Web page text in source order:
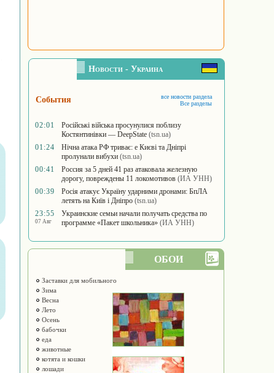
Новости - Украина
События
все новости раздела
Все разделы
02:01
Російські війська просунулися поблизу
Костянтинівки — DeepState (tsn.ua)
01:24
Нічна атака РФ триває: e Києві та Дніпрі
пролунали вибухи (tsn.ua)
00:41
Россия за 5 дней 41 раз атаковала железную
дорогу, повреждены 11 локомотивов (ИА УНН)
00:39
Росія атакує Україну ударними дронами: БпЛА
летять на Київ і Дніпро (tsn.ua)
23:55
07 Авг
Украинские семьи начали получать средства по
программе «Пакет школьника» (ИА УНН)
ОБОИ
Заставки для мобильного
Зима
Весна
Лето
Осень
бабочки
еда
животные
котята и кошки
лошади